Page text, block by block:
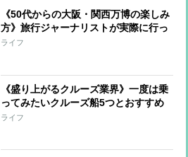
《50代からの大阪・関西万博の楽しみ
方》旅行ジャーナリストが実際に行っ
てみると…「思っていた以上に楽し
ライフ
《盛り上がるクルーズ業界》一度は乗
ってみたいクルーズ船5つとおすすめ
コースを旅行ジャーナリストが解説
ライフ